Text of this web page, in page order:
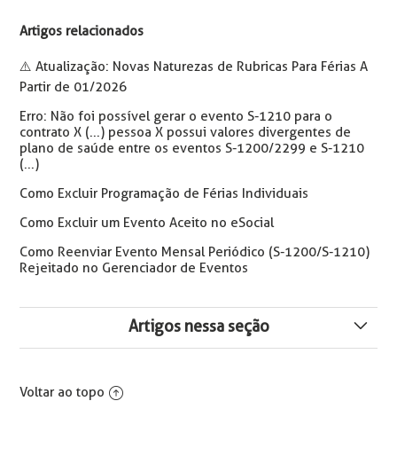
Artigos relacionados
⚠️ Atualização: Novas Naturezas de Rubricas Para Férias A
Partir de 01/2026
Erro: Não foi possível gerar o evento S-1210 para o
contrato X (...) pessoa X possui valores divergentes de
plano de saúde entre os eventos S-1200/2299 e S-1210
(...)
Como Excluir Programação de Férias Individuais
Como Excluir um Evento Aceito no eSocial
Como Reenviar Evento Mensal Periódico (S-1200/S-1210)
Rejeitado no Gerenciador de Eventos
Artigos nessa seção
Geração de Dados para Imposto de Renda
Voltar ao topo